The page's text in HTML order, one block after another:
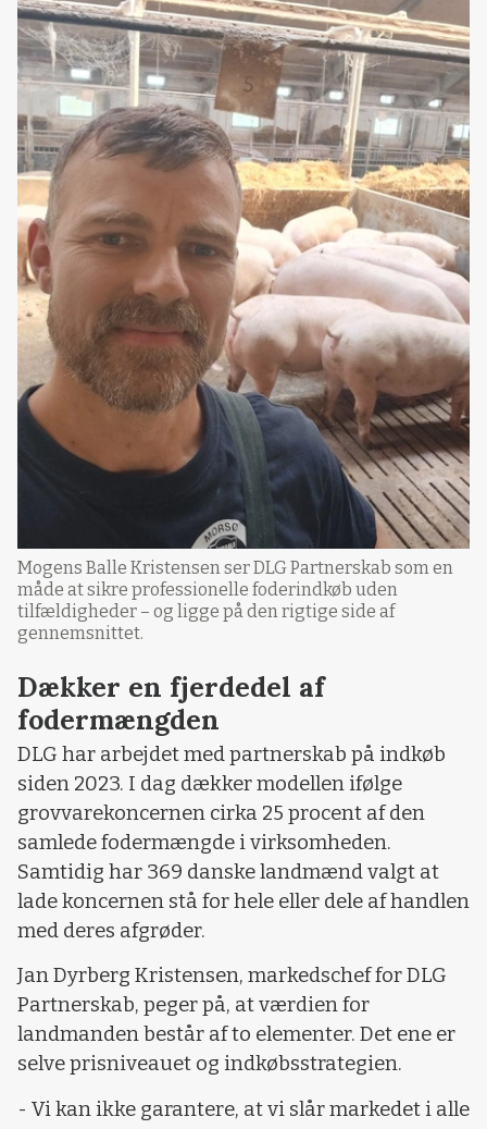
Mogens Balle Kristensen ser DLG Partnerskab som en
måde at sikre professionelle foderindkøb uden
tilfældigheder – og ligge på den rigtige side af
gennemsnittet.
Dækker en fjerdedel af
fodermængden
DLG har arbejdet med partnerskab på indkøb
siden 2023. I dag dækker modellen ifølge
grovvarekoncernen cirka 25 procent af den
samlede fodermængde i virksomheden.
Samtidig har 369 danske landmænd valgt at
lade koncernen stå for hele eller dele af handlen
med deres afgrøder.
Jan Dyrberg Kristensen, markedschef for DLG
Partnerskab, peger på, at værdien for
landmanden består af to elementer. Det ene er
selve prisniveauet og indkøbsstrategien.
- Vi kan ikke garantere, at vi slår markedet i alle